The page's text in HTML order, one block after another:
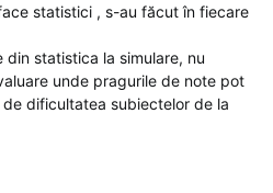
statistici , s-au făcut în fiecare
statistica la simulare, nu
unde pragurile de note pot
dificultatea subiectelor de la